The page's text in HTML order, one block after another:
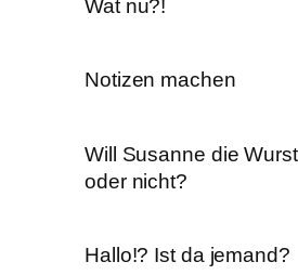
Wat nu?!
Notizen machen
Will Susanne die
oder nicht?
Hallo!? Ist da jemand?